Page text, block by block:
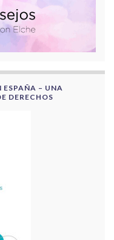
ESPAÑA – UNA
DERECHOS